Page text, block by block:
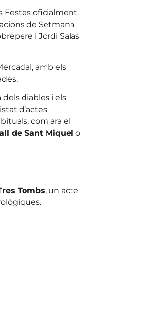
Festes oficialment.
de Setmana
i Jordi Salas
amb els
dels diables i els
d’actes
com ara el
de Sant Miquel o
Tombs, un acte